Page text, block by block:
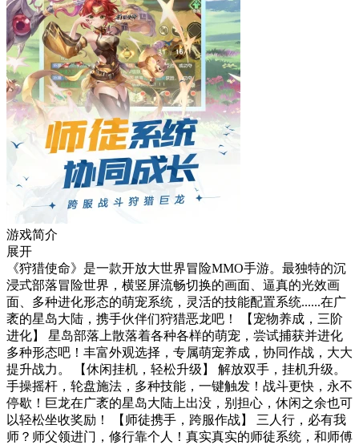
游戏简介
展开
《狩猎使命》是一款开放大世界冒险MMO手游。最独特的沉
浸式部落冒险世界，横竖屏流畅切换的画面、逼真的光效画
面、多种进化形态的萌宠系统，灵活的技能配置系统......在广
袤的星岛大陆，携手伙伴们狩猎恶龙吧！ 【宠物养成，三阶
进化】 星岛部落上散落着各种各样的萌宠，尝试捕获并进化
多种形态吧！丰富外观选择，专属萌宠养成，协同作战，大大
提升战力。 【休闲挂机，轻松升级】 解放双手，挂机升级。
手操摇杆，轮盘施法，多种技能，一键触发！战斗更快，永不
停歇！巨龙在广袤的星岛大陆上出没，别担心，休闲之余也可
以轻松坐收奖励！ 【师徒携手，跨服作战】 三人行，必有我
师？师父领进门，修行靠个人！真实真实的师徒系统，和师傅